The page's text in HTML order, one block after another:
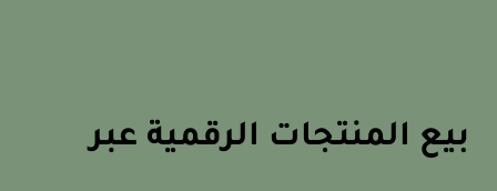
بيع المنتجات الرقمية عبر